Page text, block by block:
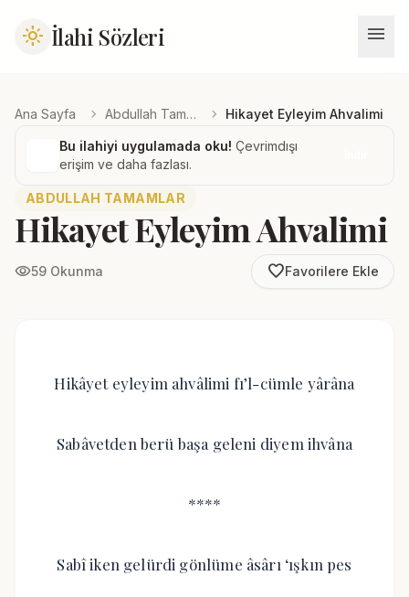
light_mode İlahi Sözleri menu
Ana Sayfa chevron_right Abdullah Tamamlar chevron_right Hikayet Eyleyim Ahvalimi
Bu ilahiyi uygulamada oku! Çevrimdışı
erişim ve daha fazlası.
ABDULLAH TAMAMLAR
Hikayet Eyleyim Ahvalimi
visibility59 Okunma favorite_borderFavorilere Ekle
Hikâyet eyleyim ahvâlimi fı’l-cümle yârâna
Sabâvetden berü başa geleni diyem ihvâna
****
Sabî iken gelürdi gönlüme âsârı ‘ışkın pes